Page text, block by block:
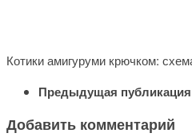
Котики амигуруми крючком:
Предыдущая публикация
Добавить комментарий